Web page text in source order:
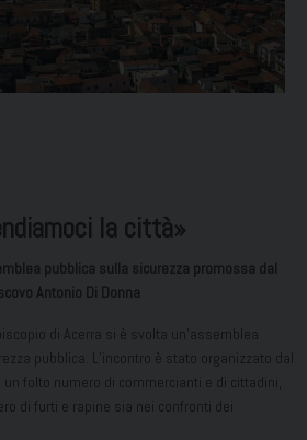
la città»
pubblica sulla sicurezza promossa dal
Antonio Di Donna
di Acerra si è svolta un’assemblea
pubblica. L’incontro è stato organizzato dal
un folto numero di commercianti e di cittadini,
di furti e rapine sia nei confronti dei